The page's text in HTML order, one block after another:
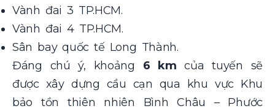
Vành đai 3 TP.HCM.
Vành đai 4 TP.HCM.
Sân bay quốc tế Long Thành.
Đáng chú ý, khoảng 6 km của tuyến sẽ
được xây dựng cầu cạn qua khu vực Khu
bảo tồn thiên nhiên Bình Châu – Phước